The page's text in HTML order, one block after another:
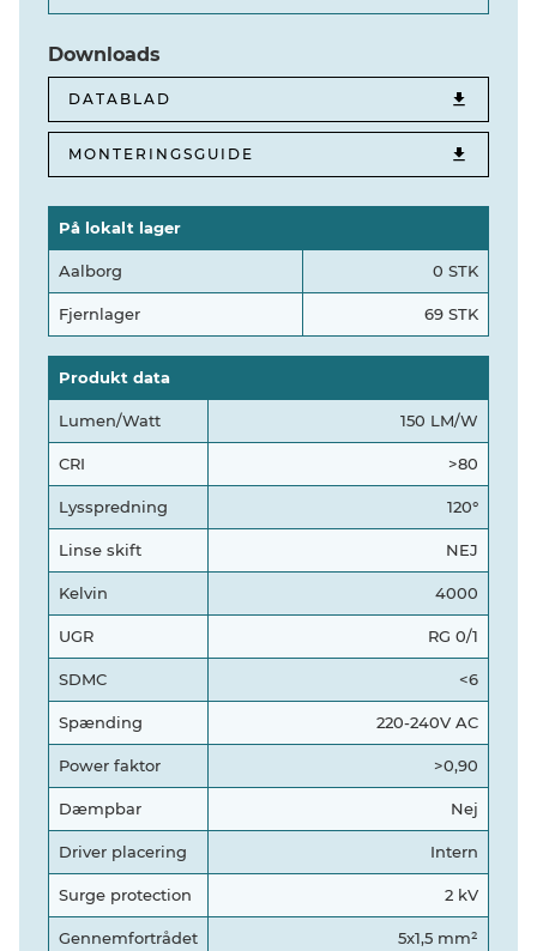
Downloads
DATABLAD
MONTERINGSGUIDE
På lokalt lager
Aalborg 0 STK
Fjernlager 69 STK
Produkt data
Lumen/Watt 150 LM/W
CRI >80
Lysspredning 120°
Linse skift NEJ
Kelvin 4000
UGR RG 0/1
SDMC <6
Spænding 220-240V AC
Power faktor >0,90
Dæmpbar Nej
Driver placering Intern
Surge protection 2 kV
Gennemfortrådet 5x1,5 mm²